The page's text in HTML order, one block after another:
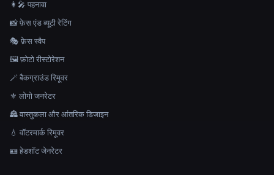
👩‍🎤 पहनावा
📸 फ़ेस एंड ब्यूटी रेटिंग
🎭 फ़ेस स्वैप
🖼️ फ़ोटो रीस्टोरेशन
🪄 बैकग्राउंड रिमूवर
⚜️ लोगो जनरेटर
🏯 वास्तुकला और आंतरिक डिजाइन
💧 वॉटरमार्क रिमूवर
🪪 हेडशॉट जेनरेटर